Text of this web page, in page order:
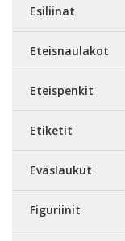
Esiliinat
Eteisnaulakot
Eteispenkit
Etiketit
Eväslaukut
Figuriinit